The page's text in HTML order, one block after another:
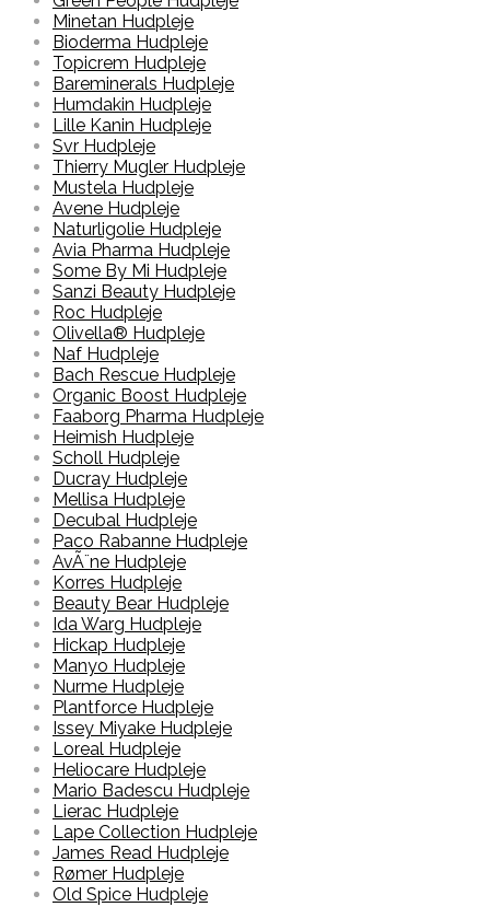
Minetan Hudpleje
Bioderma Hudpleje
Topicrem Hudpleje
Bareminerals Hudpleje
Humdakin Hudpleje
Lille Kanin Hudpleje
Svr Hudpleje
Thierry Mugler Hudpleje
Mustela Hudpleje
Avene Hudpleje
Naturligolie Hudpleje
Avia Pharma Hudpleje
Some By Mi Hudpleje
Sanzi Beauty Hudpleje
Roc Hudpleje
Olivella® Hudpleje
Naf Hudpleje
Bach Rescue Hudpleje
Organic Boost Hudpleje
Faaborg Pharma Hudpleje
Heimish Hudpleje
Scholl Hudpleje
Ducray Hudpleje
Mellisa Hudpleje
Decubal Hudpleje
Paco Rabanne Hudpleje
AvÃ¨ne Hudpleje
Korres Hudpleje
Beauty Bear Hudpleje
Ida Warg Hudpleje
Hickap Hudpleje
Manyo Hudpleje
Nurme Hudpleje
Plantforce Hudpleje
Issey Miyake Hudpleje
Loreal Hudpleje
Heliocare Hudpleje
Mario Badescu Hudpleje
Lierac Hudpleje
Lape Collection Hudpleje
James Read Hudpleje
Rømer Hudpleje
Old Spice Hudpleje